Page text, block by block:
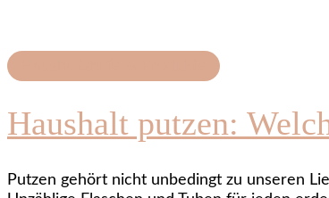
Haushalt putzen:
Putzen gehört nicht unbedingt zu unseren